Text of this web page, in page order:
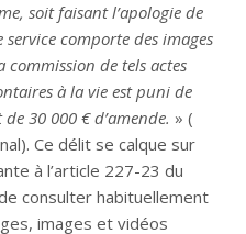
soit faisant l’apologie de
comporte des images
de tels actes
à la vie est puni de
30 000 € d’amende. » (
Ce délit se calque sur
à l’article 227-23 du
consulter habituellement
images et vidéos